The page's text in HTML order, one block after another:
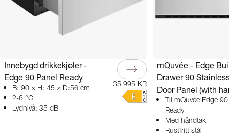
Innebygd drikkekjøler -
Edge 90 Panel Ready
B: 90 × H: 45 × D:56 cm
2-6 °C
Lydnivå: 35 dB
35 995 KR
mQuvée - Edge
Drawer 90
Door Panel (with
Til mQuvée Edge
Ready
Med håndtak
Rustfritt stål